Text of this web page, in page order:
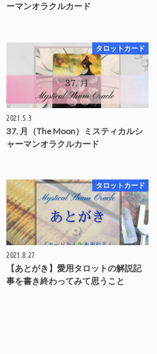
ーマンオラクルカード
タロットカード
2021.5.3
37. 月（The Moon）ミスティカルシ
ャーマンオラクルカード
タロットカード
2021.8.27
【あとがき】愛用タロットの解説記
事を書き終わってみて思うこと